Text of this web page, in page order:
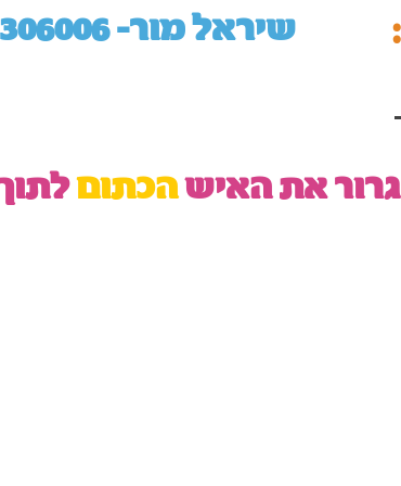
שיראל מור- 0546306006
גרור את האישהכתום